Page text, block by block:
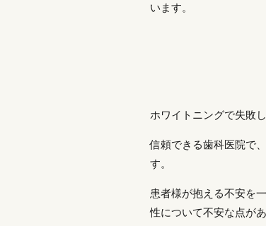
います。
ホワイトニングで失敗
信頼できる歯科医院で
す。
患者様が抱える不安を
性について不安な点が